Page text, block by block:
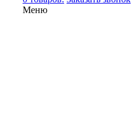
Меню